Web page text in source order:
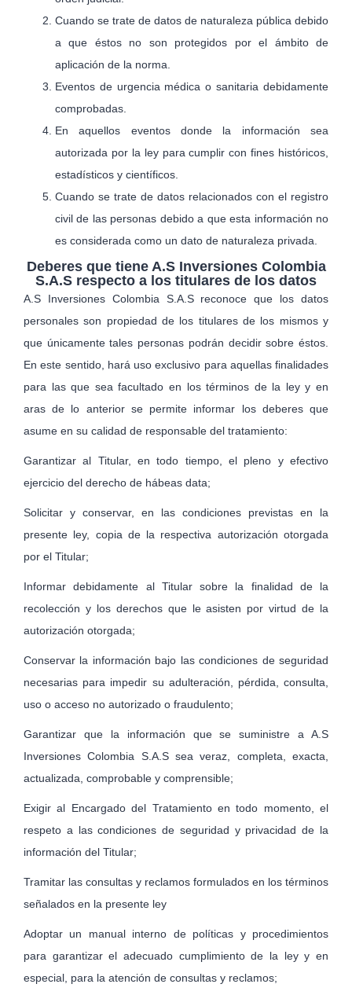
Cuando se trate de datos de naturaleza pública debido
a que éstos no son protegidos por el ámbito de
aplicación de la norma.
Eventos de urgencia médica o sanitaria debidamente
comprobadas.
En aquellos eventos donde la información sea
autorizada por la ley para cumplir con fines históricos,
estadísticos y científicos.
Cuando se trate de datos relacionados con el registro
civil de las personas debido a que esta información no
es considerada como un dato de naturaleza privada.
Deberes que tiene A.S Inversiones Colombia
S.A.S respecto a los titulares de los datos
A.S Inversiones Colombia S.A.S reconoce que los datos
personales son propiedad de los titulares de los mismos y
que únicamente tales personas podrán decidir sobre éstos.
En este sentido, hará uso exclusivo para aquellas finalidades
para las que sea facultado en los términos de la ley y en
aras de lo anterior se permite informar los deberes que
asume en su calidad de responsable del tratamiento:
Garantizar al Titular, en todo tiempo, el pleno y efectivo
ejercicio del derecho de hábeas data;
Solicitar y conservar, en las condiciones previstas en la
presente ley, copia de la respectiva autorización otorgada
por el Titular;
Informar debidamente al Titular sobre la finalidad de la
recolección y los derechos que le asisten por virtud de la
autorización otorgada;
Conservar la información bajo las condiciones de seguridad
nece­sarias para impedir su adulteración, pérdida, consulta,
uso o acceso no autorizado o fraudulento;
Garantizar que la información que se suministre a A.S
Inversiones Colombia S.A.S sea veraz, completa, exacta,
actualizada, comprobable y comprensible;
Exigir al Encargado del Tratamiento en todo momento, el
respeto a las condiciones de seguridad y privacidad de la
información del Titular;
Tramitar las consultas y reclamos formulados en los términos
se­ñalados en la presente ley
Adoptar un manual interno de políticas y procedimientos
para ga­rantizar el adecuado cumplimiento de la ley y en
especial, para la atención de consultas y reclamos;